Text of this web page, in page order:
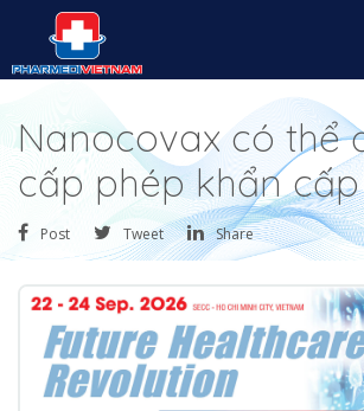
Nanocovax có thể
cấp phép khẩn cấp
Post Tweet Share